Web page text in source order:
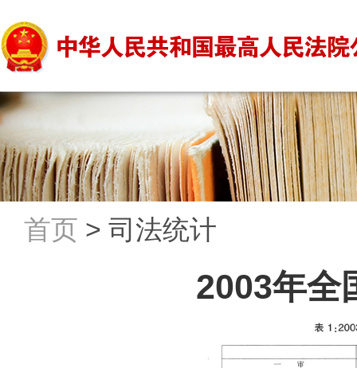
首页 > 司法统计
2003年全